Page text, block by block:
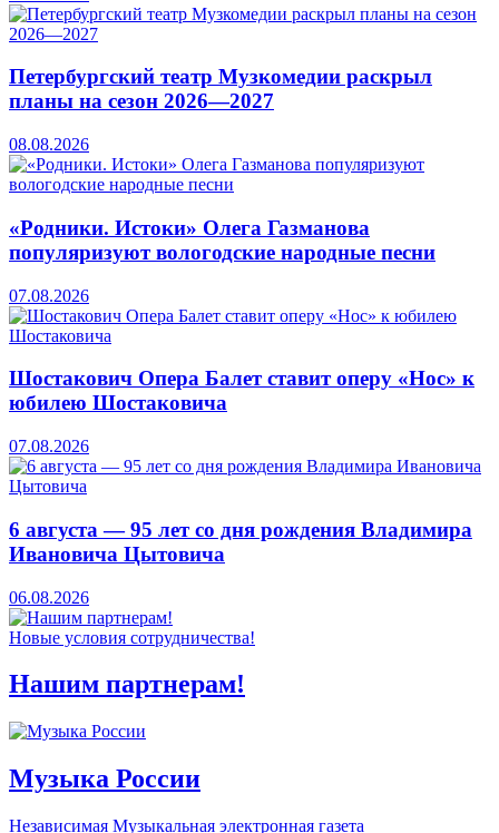
Петербургский театр Музкомедии раскрыл
планы на сезон 2026—2027
08.08.2026
«Родники. Истоки» Олега Газманова
популяризуют вологодские народные песни
07.08.2026
Шостакович Опера Балет ставит оперу «Нос» к
юбилею Шостаковича
07.08.2026
6 августа — 95 лет со дня рождения Владимира
Ивановича Цытовича
06.08.2026
Новые условия сотрудничества!
Нашим партнерам!
Музыка России
Независимая Музыкальная электронная газета